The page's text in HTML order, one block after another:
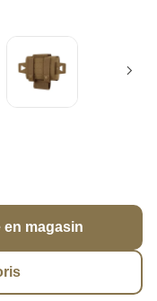
en magasin